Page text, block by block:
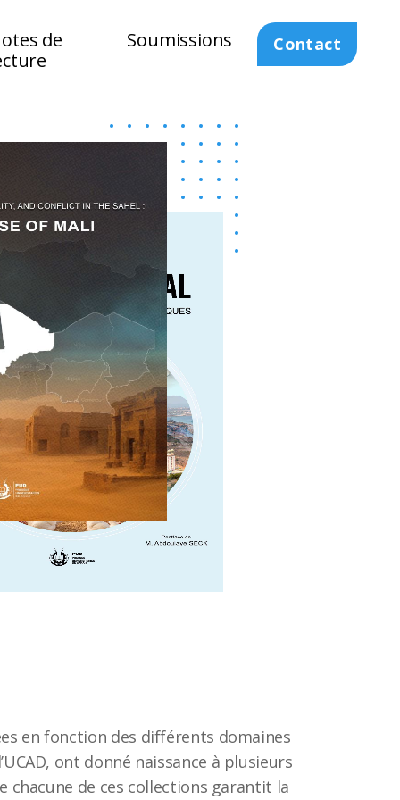
de
Soumissions Contact
en fonction des différents domaines
ont donné naissance à plusieurs
chacune de ces collections garantit la